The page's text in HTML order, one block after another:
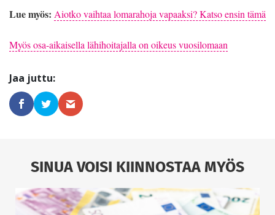
Lue myös: Aiotko vaihtaa lomarahoja vapaaksi? Katso ensin tämä
Myös osa-aikaisella lähihoitajalla on oikeus vuosilomaan
SINUA VOISI KIINNOSTAA MYÖS